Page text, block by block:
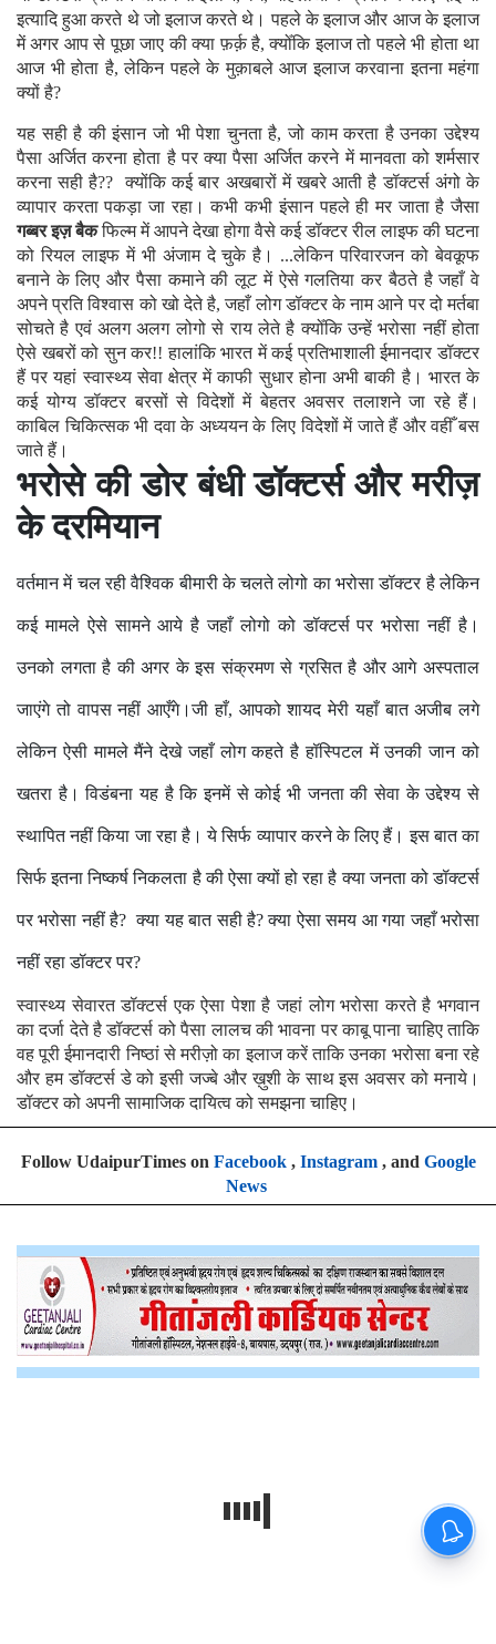
इत्यादि हुआ करते थे जो इलाज करते थे। पहले के इलाज और आज के इलाज
में अगर आप से पूछा जाए की क्या फ़र्क़ है,क्योँकि इलाज तो पहले भी होता था
आज भी होता है,लेकिन पहले के मुक़ाबले आज इलाज करवाना इतना महंगा
क्यों है?
यह सही है की इंसान जो भी पेशा चुनता है, जो काम करता है उनका उद्देश्य
पैसा अर्जित करना होता है पर क्या पैसा अर्जित करने में मानवता को शर्मसार
करना सही है??क्योंकि कई बार अखबारों में खबरे आती है डॉक्टर्स अंगो के
व्यापार करता पकड़ा जा रहा। कभी कभी इंसान पहले ही मर जाता है जैसा
गब्बर इज़ बैकफिल्म में आपने देखा होगा वैसे कई डॉक्टर रील लाइफ की घटना
को रियल लाइफ में भी अंजाम दे चुके है। ...लेकिन परिवारजन को बेवकूफ
बनाने के लिए और पैसा कमाने की लूट में ऐसे गलतिया कर बैठते है जहाँ वे
अपने प्रति विश्वास को खो देते है, जहाँ लोग डॉक्टर के नाम आने पर दो मर्तबा
सोचते है एवं अलग अलग लोगो से राय लेते है क्योँकि उन्हें भरोसा नहीं होता
ऐसे खबरों को सुन कर!! हालांकि भारत में कई प्रतिभाशाली ईमानदार डॉक्टर
हैं पर यहां स्वास्थ्य सेवा क्षेत्र में काफी सुधार होना अभी बाकी है। भारत के
कई योग्य डॉक्टर बरसों से विदेशों में बेहतर अवसर तलाशने जा रहे हैं।
काबिल चिकित्सक भी दवा के अध्ययन के लिए विदेशों में जाते हैं और वहीँ बस
जाते हैं।
भरोसे की डोर बंधी डॉक्टर्स और मरीज़
के दरमियान
वर्तमान में चल रही वैश्विक बीमारी के चलते लोगो का भरोसा डॉक्टर है लेकिन
कई मामले ऐसे सामने आये है जहाँ लोगो को डॉक्टर्स पर भरोसा नहीं है।
उनको लगता है की अगर के इस संक्रमण से ग्रसित है और आगे अस्पताल
जाएंगे तो वापस नहीं आएँगे।जी हाँ, आपको शायद मेरी यहाँ बात अजीब लगे
लेकिन ऐसी मामले मैंने देखे जहाँ लोग कहते है हॉस्पिटल में उनकी जान को
खतरा है। विडंबना यह है कि इनमें से कोई भी जनता की सेवा के उद्देश्य से
स्थापित नहीं किया जा रहा है। ये सिर्फ व्यापार करने के लिए हैं। इस बात का
सिर्फ इतना निष्कर्ष निकलता है की ऐसा क्यों हो रहा है क्या जनता को डॉक्टर्स
पर भरोसा नहीं है?क्या यह बात सही है?क्या ऐसा समय आ गया जहाँ भरोसा
नहीं रहा डॉक्टर पर?
स्वास्थ्य सेवारत डॉक्टर्स एक ऐसा पेशा है जहां लोग भरोसा करते है भगवान
का दर्जा देते है डॉक्टर्स को पैसा लालच की भावना पर काबू पाना चाहिए ताकि
वह पूरी ईमानदारी निष्ठां से मरीज़ो का इलाज करें ताकि उनका भरोसा बना रहे
और हम डॉक्टर्स डे को इसी जज्बे और ख़ुशी के साथ इस अवसर को मनाये।
डॉक्टर को अपनी सामाजिक दायित्व को समझना चाहिए।
Follow UdaipurTimes on Facebook, Instagram, and Google
News